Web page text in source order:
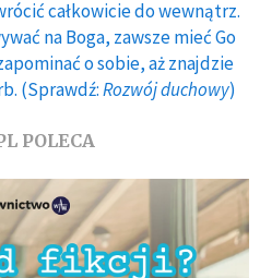
całkowicie do wewnątrz.
na Boga, zawsze mieć Go
o sobie, aż znajdzie
(Sprawdź:Rozwój duchowy)
POLECA